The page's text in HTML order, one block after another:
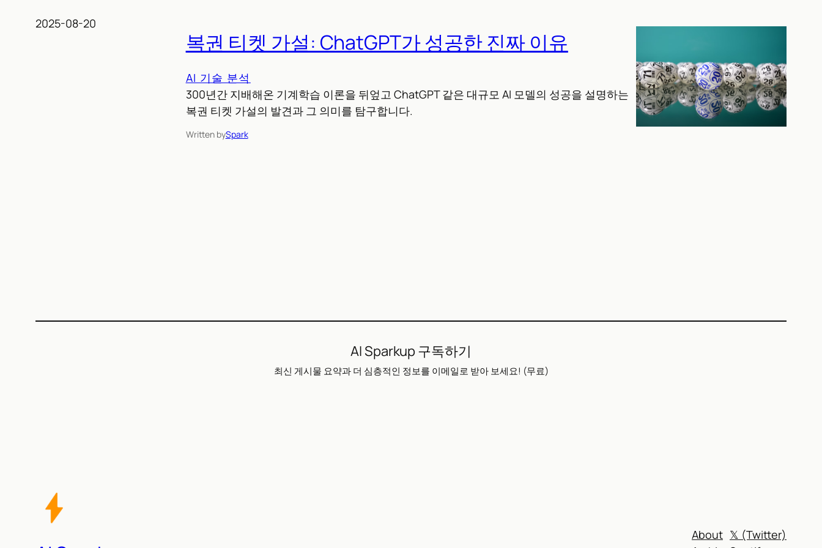
2025-08-20
복권 티켓 가설: ChatGPT가 성공한 진짜 이유
AI 기술 분석
300년간 지배해온 기계학습 이론을 뒤엎고 ChatGPT 같은 대규모 AI 모델의 성공을 설명하는
복권 티켓 가설의 발견과 그 의미를 탐구합니다.
Written bySpark
AI Sparkup 구독하기
최신 게시물 요약과 더 심층적인 정보를 이메일로 받아 보세요! (무료)
About 𝕏 (Twitter)